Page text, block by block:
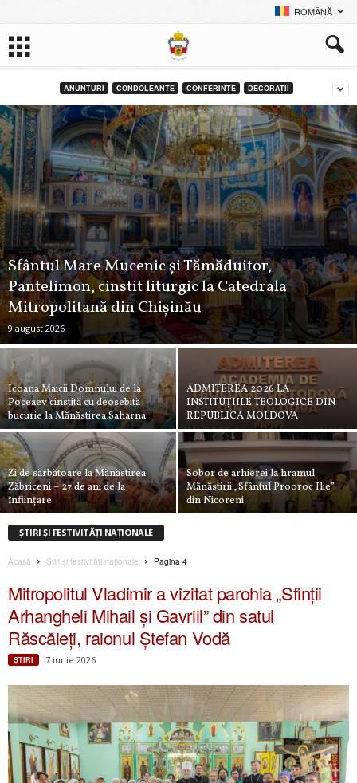
ROMÂNĂ
ANUNŢURI CONDOLEANTE CONFERINȚE DECORAŢII
Sfântul Mare Mucenic și Tămăduitor,
Pantelimon, cinstit liturgic la Catedrala
Mitropolitană din Chișinău
9 august 2026
Icoana Maicii Domnului de la
Poceaev cinstită cu deosebită
bucurie la Mănăstirea Saharna
ADMITEREA 2026 LA
INSTITUȚIILE TEOLOGICE DIN
REPUBLICA MOLDOVA
Zi de sărbătoare la Mănăstirea
Zăbriceni – 27 de ani de la
înființare
Sobor de arhierei la hramul
Mănăstirii „Sfântul Prooroc Ilie”
din Nicoreni
ȘTIRI ȘI FESTIVITĂȚI NAȚIONALE
Acasă Știri și festivități naționale Pagina 4
Mitropolitul Vladimir a vizitat parohia „Sfinții
Arhangheli Mihail și Gavriil” din satul
Răscăieți, raionul Ștefan Vodă
ŞTIRI 7 iunie 2026